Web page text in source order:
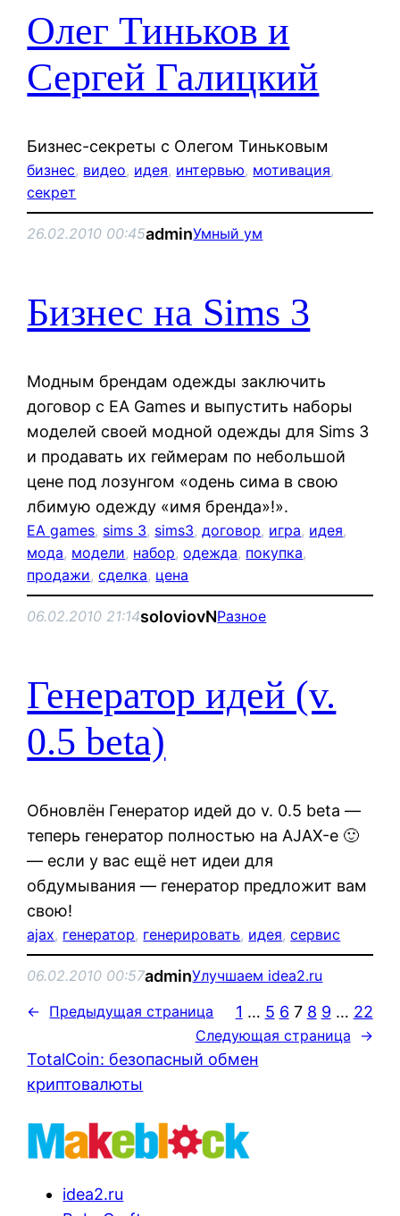
Олег Тиньков и
Сергей Галицкий
Бизнес-секреты с Олегом Тиньковым
бизнес, видео, идея, интервью, мотивация
секрет
26.02.2010 00:45adminУмный ум
Бизнес на Sims 3
Модным брендам одежды заключить
договор с EA Games и выпустить наборы
моделей своей модной одежды для Sims 3
и продавать их геймерам по небольшой
цене под лозунгом «одень сима в свою
лбимую одежду «имя бренда»!».
EA games, sims 3, sims3, договор, игра, идея
мода, модели, набор, одежда, покупка
продажи, сделка, цена
06.02.2010 21:14soloviovNРазное
Генератор идей (v.
0.5 beta)
Обновлён Генератор идей до v. 0.5 beta —
теперь генератор полностью на AJAX-е 🙂
— если у вас ещё нет идеи для
обдумывания — генератор предложит вам
свою!
ajax, генератор, генерировать, идея, сервис
06.02.2010 00:57adminУлучшаем idea2.ru
← Предыдущая страница 1 … 5 6 7 8 9 … 22
Следующая страница →
TotalCoin: безопасный обмен
криптовалюты
idea2.ru